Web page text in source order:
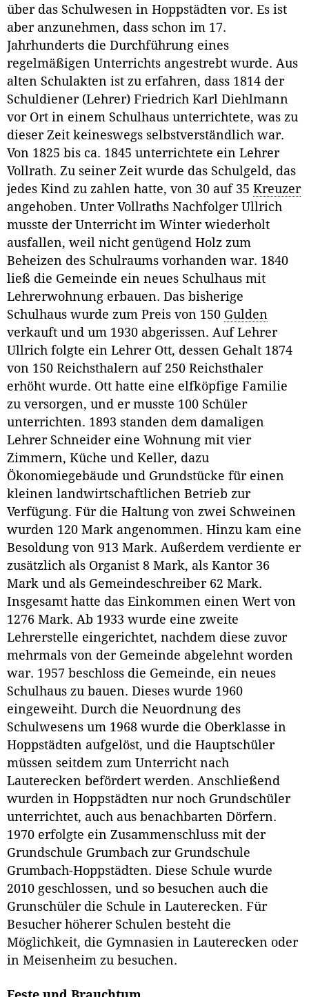
über das Schulwesen in Hoppstädten vor. Es ist
aber anzunehmen, dass schon im 17.
Jahrhunderts die Durchführung eines
regelmäßigen Unterrichts angestrebt wurde. Aus
alten Schulakten ist zu erfahren, dass 1814 der
Schuldiener (Lehrer) Friedrich Karl Diehlmann
vor Ort in einem Schulhaus unterrichtete, was zu
dieser Zeit keineswegs selbstverständlich war.
Von 1825 bis ca. 1845 unterrichtete ein Lehrer
Vollrath. Zu seiner Zeit wurde das Schulgeld, das
jedes Kind zu zahlen hatte, von 30 auf 35 Kreuzer
angehoben. Unter Vollraths Nachfolger Ullrich
musste der Unterricht im Winter wiederholt
ausfallen, weil nicht genügend Holz zum
Beheizen des Schulraums vorhanden war. 1840
ließ die Gemeinde ein neues Schulhaus mit
Lehrerwohnung erbauen. Das bisherige
Schulhaus wurde zum Preis von 150 Gulden
verkauft und um 1930 abgerissen. Auf Lehrer
Ullrich folgte ein Lehrer Ott, dessen Gehalt 1874
von 150 Reichsthalern auf 250 Reichsthaler
erhöht wurde. Ott hatte eine elfköpfige Familie
zu versorgen, und er musste 100 Schüler
unterrichten. 1893 standen dem damaligen
Lehrer Schneider eine Wohnung mit vier
Zimmern, Küche und Keller, dazu
Ökonomiegebäude und Grundstücke für einen
kleinen landwirtschaftlichen Betrieb zur
Verfügung. Für die Haltung von zwei Schweinen
wurden 120 Mark angenommen. Hinzu kam eine
Besoldung von 913 Mark. Außerdem verdiente er
zusätzlich als Organist 8 Mark, als Kantor 36
Mark und als Gemeindeschreiber 62 Mark.
Insgesamt hatte das Einkommen einen Wert von
1276 Mark. Ab 1933 wurde eine zweite
Lehrerstelle eingerichtet, nachdem diese zuvor
mehrmals von der Gemeinde abgelehnt worden
war. 1957 beschloss die Gemeinde, ein neues
Schulhaus zu bauen. Dieses wurde 1960
eingeweiht. Durch die Neuordnung des
Schulwesens um 1968 wurde die Oberklasse in
Hoppstädten aufgelöst, und die Hauptschüler
müssen seitdem zum Unterricht nach
Lauterecken befördert werden. Anschließend
wurden in Hoppstädten nur noch Grundschüler
unterrichtet, auch aus benachbarten Dörfern.
1970 erfolgte ein Zusammenschluss mit der
Grundschule Grumbach zur Grundschule
Grumbach-Hoppstädten. Diese Schule wurde
2010 geschlossen, und so besuchen auch die
Grunschüler die Schule in Lauterecken. Für
Besucher höherer Schulen besteht die
Möglichkeit, die Gymnasien in Lauterecken oder
in Meisenheim zu besuchen.